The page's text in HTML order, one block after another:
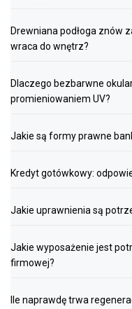
Drewniana podłoga znów
wraca do wnętrz?
Dlaczego bezbarwne
promieniowaniem UV?
Jakie są formy prawne
Kredyt gotówkowy:
Jakie uprawnienia są
Jakie wyposażenie jest
firmowej?
Ile naprawdę trwa